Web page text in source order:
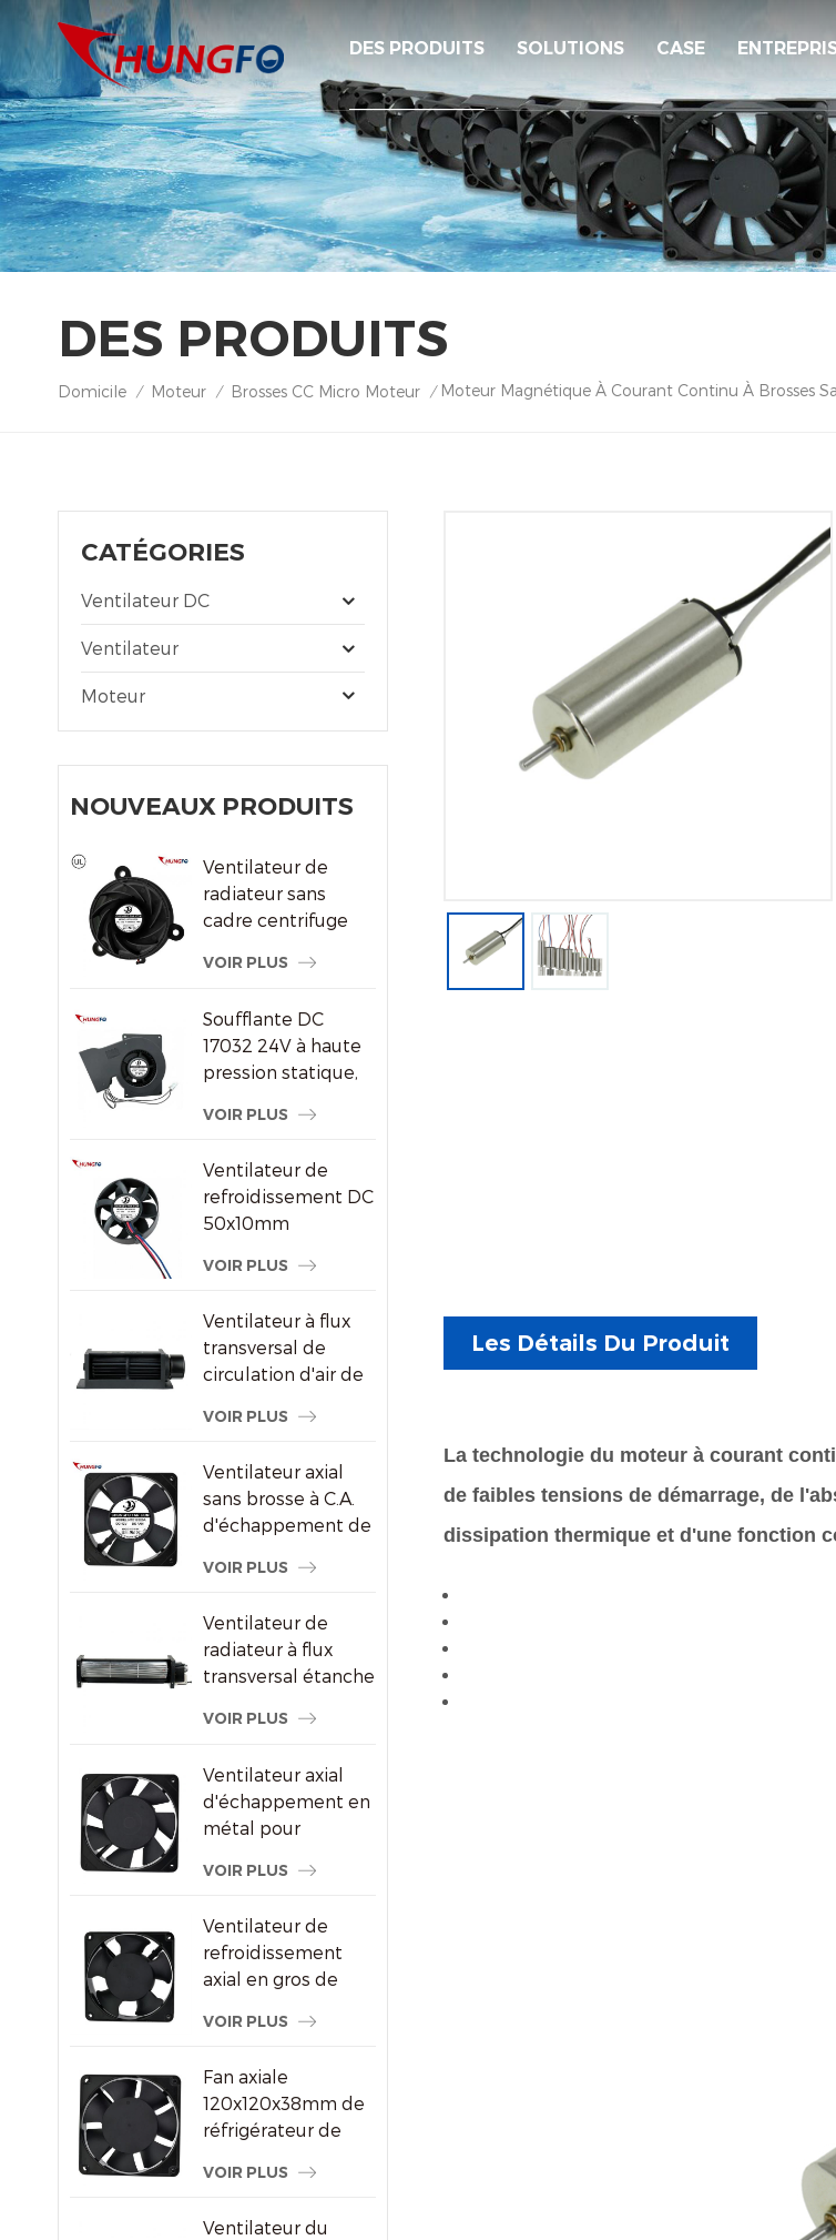
DES PRODUITS SOLUTIONS CASE
DES PRODUITS
Domicile / Moteur / Brosses CC Micro Moteur / Moteur Magnétique À Courant Continu À Brosses
CATÉGORIES
Ventilateur DC
Ventilateur
Moteur
NOUVEAUX PRODUITS
Ventilateur de
radiateur sans
cadre centrifuge
refroidissement
VOIR PLUS
Soufflante DC
17032 24V à haute
pression statique,
refroidissement
VOIR PLUS
Ventilateur de
refroidissement DC
50x10mm
vitesse sans balais
appareils
électroniques
VOIR PLUS
Ventilateur à flux
transversal de
circulation d'air de
économiseur
plastique
VOIR PLUS
Ventilateur axial
sans brosse à C.A.
d'échappement de
congélateur de
VOIR PLUS
Ventilateur de
radiateur à flux
transversal étanche
publicitaires
VOIR PLUS
Ventilateur axial
d'échappement en
métal pour
l'armoire à vin
VOIR PLUS
Ventilateur de
refroidissement
axial en gros de
courant alternatif
de machine à
souder
VOIR PLUS
Fan axiale
120x120x38mm de
réfrigérateur de
de haute
VOIR PLUS
Ventilateur du
Les Détails Du Produit
La technologie du moteur à courant
de faibles tensions de démarrage, de
dissipation thermique et d'une fonction